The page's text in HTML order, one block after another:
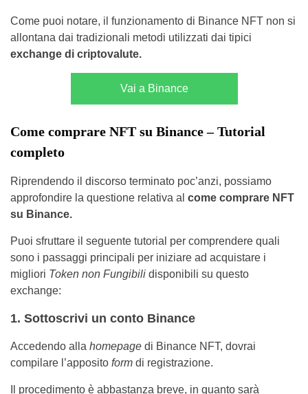
Come puoi notare, il funzionamento di Binance NFT non si
allontana dai tradizionali metodi utilizzati dai tipici
exchange di criptovalute.
Vai a Binance
Come comprare NFT su Binance – Tutorial
completo
Riprendendo il discorso terminato poc’anzi, possiamo
approfondire la questione relativa al come comprare NFT
su Binance.
Puoi sfruttare il seguente tutorial per comprendere quali
sono i passaggi principali per iniziare ad acquistare i
migliori Token non Fungibili disponibili su questo
exchange:
1. Sottoscrivi un conto Binance
Accedendo alla homepage di Binance NFT, dovrai
compilare l’apposito form di registrazione.
Il procedimento è abbastanza breve, in quanto sarà